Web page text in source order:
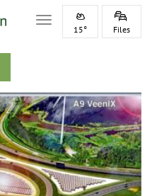
Toggle navigation
15° Files